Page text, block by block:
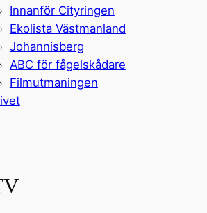
Innanför Cityringen
Ekolista Västmanland
Johannisberg
ABC för fågelskådare
Filmutmaningen